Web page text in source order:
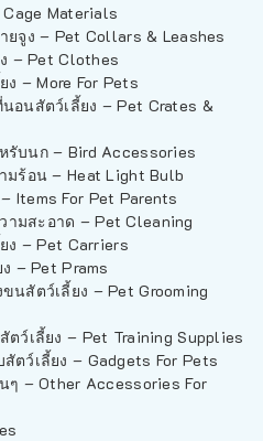
Materials
ยจูง – Pet Collars & Leashes
– Pet Clothes
– More For Pets
อนสัตว์เลี้ยง – Pet Crates &
รับนก – Bird Accessories
มร้อน – Heat Light Bulb
Items For Pet Parents
มสะอาด – Pet Cleaning
ง – Pet Carriers
– Pet Prams
นสัตว์เลี้ยง – Pet Grooming
ตว์เลี้ยง – Pet Training Supplies
ตว์เลี้ยง – Gadgets For Pets
ๆ – Other Accessories For